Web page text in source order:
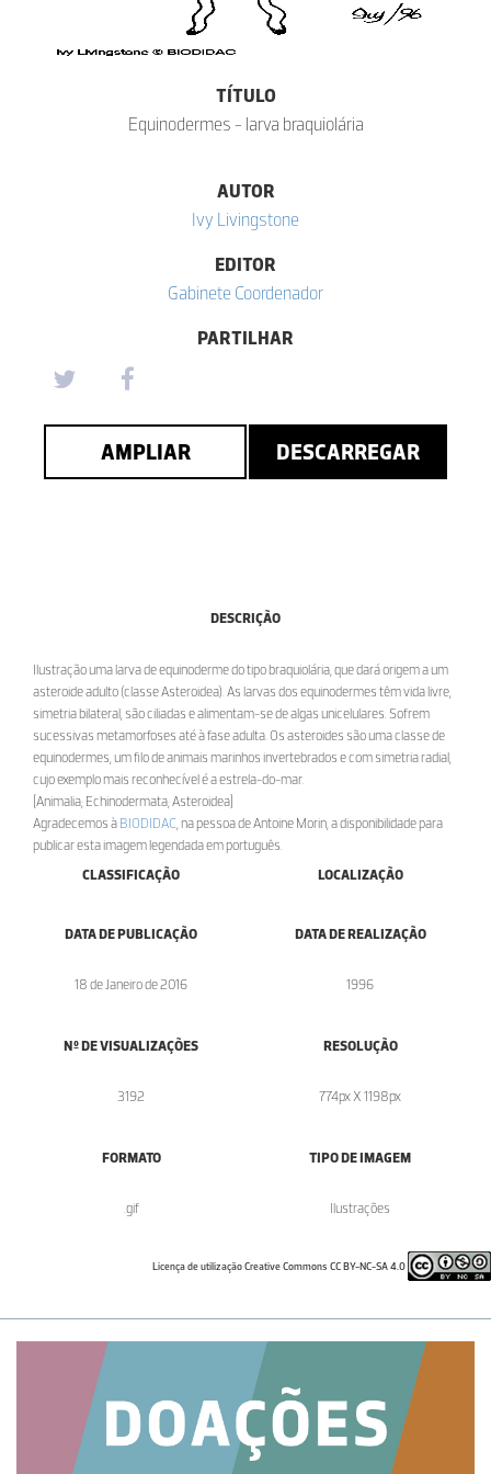
TÍTULO
Equinodermes - larva braquiolária
AUTOR
Ivy Livingstone
EDITOR
Gabinete Coordenador
PARTILHAR
AMPLIAR DESCARREGAR
DESCRIÇÃO
Ilustração uma larva de equinoderme do tipo braquiolária, que dará origem a um
asteroide adulto (classe Asteroidea). As larvas dos equinodermes têm vida livre,
simetria bilateral, são ciliadas e alimentam-se de algas unicelulares. Sofrem
sucessivas metamorfoses até à fase adulta. Os asteroides são uma classe de
equinodermes, um filo de animais marinhos invertebrados e com simetria radial,
cujo exemplo mais reconhecível é a estrela-do-mar.
[Animalia; Echinodermata; Asteroidea]
Agradecemos à BIODIDAC, na pessoa de Antoine Morin, a disponibilidade para
publicar esta imagem legendada em português.
CLASSIFICAÇÃO
LOCALIZAÇÃO
DATA DE PUBLICAÇÃO
18 de Janeiro de 2016
DATA DE REALIZAÇÃO
1996
Nº DE VISUALIZAÇÕES
3192
RESOLUÇÃO
774px X 1198px
FORMATO
.gif
TIPO DE IMAGEM
Ilustrações
Licença de utilização Creative Commons CC BY-NC-SA 4.0